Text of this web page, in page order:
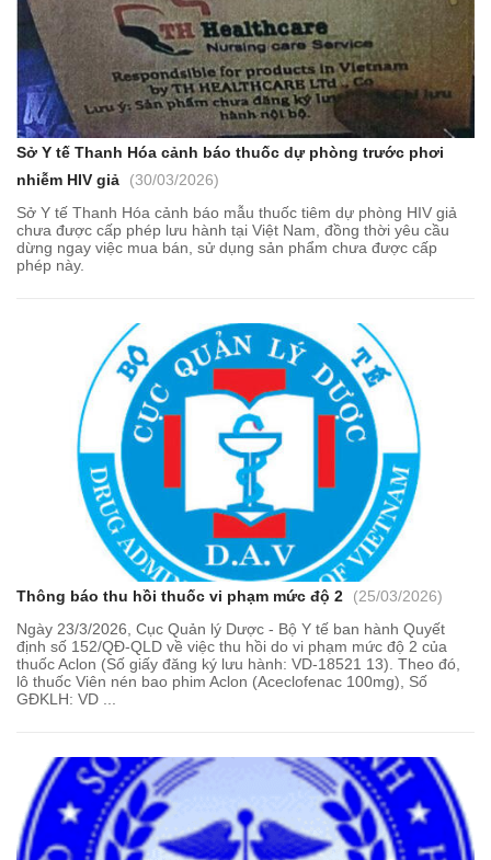
Sở Y tế Thanh Hóa cảnh báo thuốc dự phòng trước phơi
nhiễm HIV giả
(30/03/2026)
Sở Y tế Thanh Hóa cảnh báo mẫu thuốc tiêm dự phòng HIV giả
chưa được cấp phép lưu hành tại Việt Nam, đồng thời yêu cầu
dừng ngay việc mua bán, sử dụng sản phẩm chưa được cấp
phép này.
Thông báo thu hồi thuốc vi phạm mức độ 2 (25/03/2026)
Ngày 23/3/2026, Cục Quản lý Dược - Bộ Y tế ban hành Quyết
định số 152/QĐ-QLD về việc thu hồi do vi phạm mức độ 2 của
thuốc Aclon (Số giấy đăng ký lưu hành: VD-18521 13). Theo đó,
lô thuốc Viên nén bao phim Aclon (Aceclofenac 100mg), Số
GĐKLH: VD ...